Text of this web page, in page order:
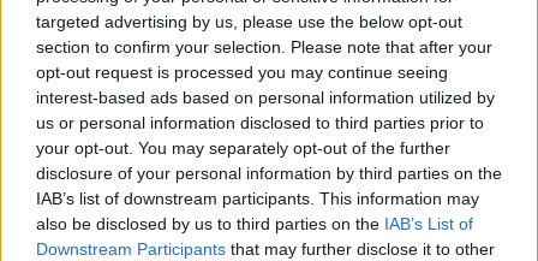
targeted advertising by us, please use the below opt-out
section to confirm your selection. Please note that after your
opt-out request is processed you may continue seeing
interest-based ads based on personal information utilized by
us or personal information disclosed to third parties prior to
your opt-out. You may separately opt-out of the further
disclosure of your personal information by third parties on the
IAB’s list of downstream participants. This information may
also be disclosed by us to third parties on the IAB’s List of
Downstream Participants that may further disclose it to other